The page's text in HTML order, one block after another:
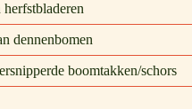
dennenbomen
boomtakken/schors